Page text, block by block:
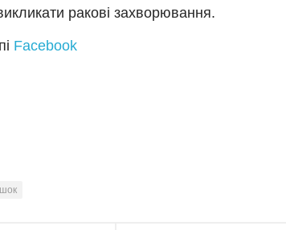
ракові захворювання.
Facebook
шок